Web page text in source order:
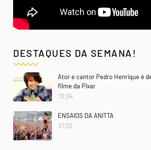
DESTAQUES DA SEMANA!
Ator e cantor Pedro Henrique é
filme da Pixar
13:04
ENSAIOS DA ANITTA
21:02